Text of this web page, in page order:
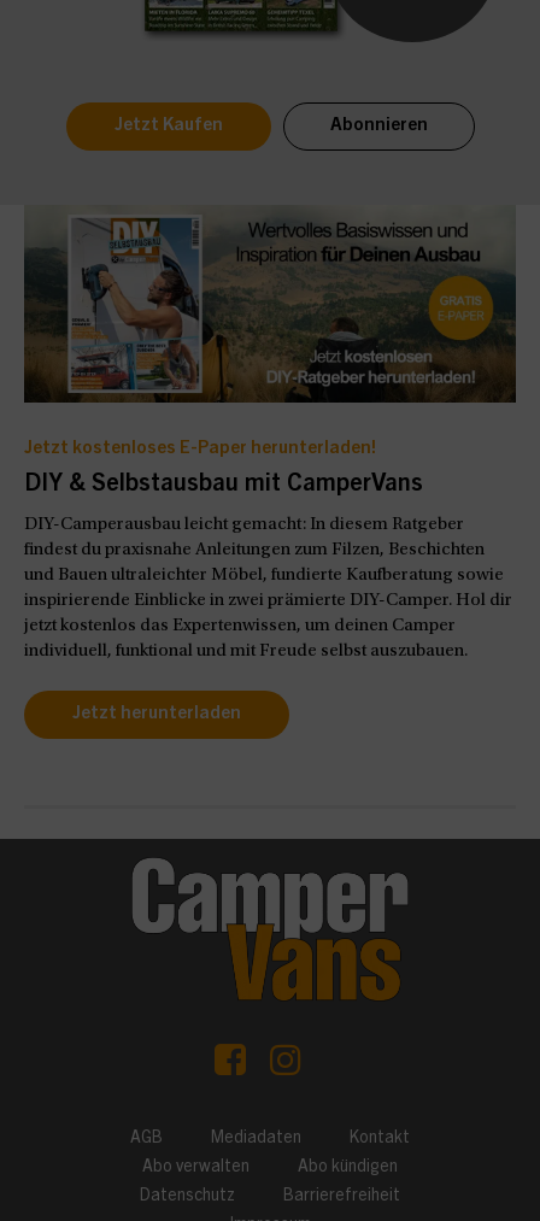
Jetzt Kaufen Abonnieren
Jetzt kostenloses E-Paper herunterladen!
DIY & Selbstausbau mit CamperVans
DIY-Camperausbau leicht gemacht: In diesem Ratgeber
findest du praxisnahe Anleitungen zum Filzen, Beschichten
und Bauen ultraleichter Möbel, fundierte Kaufberatung sowie
inspirierende Einblicke in zwei prämierte DIY-Camper. Hol dir
jetzt kostenlos das Expertenwissen, um deinen Camper
individuell, funktional und mit Freude selbst auszubauen.
Jetzt herunterladen
AGB Mediadaten
Kontakt
Abo verwalten
Abo kündigen
Datenschutz
Barrierefreiheit